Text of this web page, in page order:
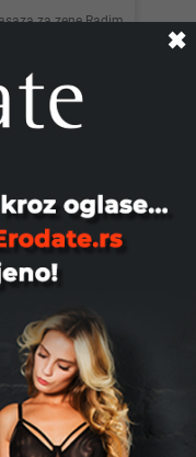
27
troje 😊 Ako si
energij...
se obično naziva
doneti nova,
van nje. Parovi
razmenu
vas zanima
pravo mesto.
✖